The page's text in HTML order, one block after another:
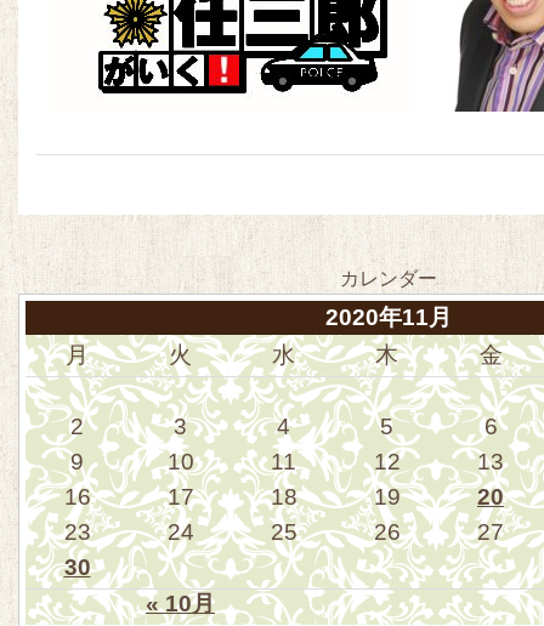
カレンダー
2020年11月
月
火 水 木 金
« 10月
2 3 4 5
6
9
10 11 12
13
16
17 18 19
20
23
24 25 26
27
30